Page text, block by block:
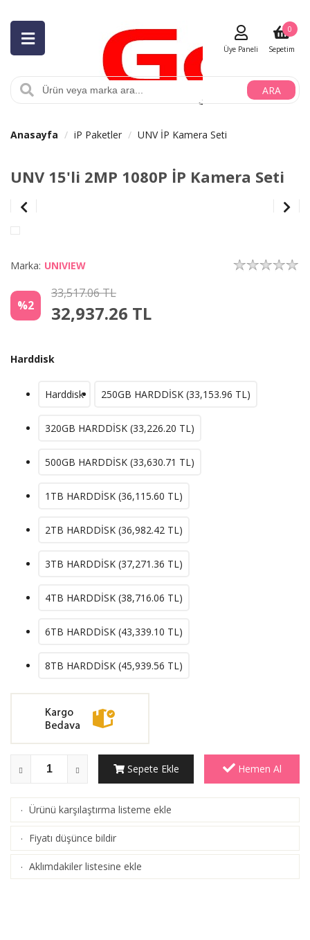
ARA
Üye Paneli Sepetim
0
Anasayfa iP Paketler UNV İP Kamera Seti
UNV 15'li 2MP 1080P İP Kamera Seti
Marka: UNIVIEW
%2
33,517.06 TL
32,937.26 TL
Harddisk
Harddisk 250GB HARDDİSK (33,153.96 TL)
320GB HARDDİSK (33,226.20 TL)
500GB HARDDİSK (33,630.71 TL)
1TB HARDDİSK (36,115.60 TL)
2TB HARDDİSK (36,982.42 TL)
3TB HARDDİSK (37,271.36 TL)
4TB HARDDİSK (38,716.06 TL)
6TB HARDDİSK (43,339.10 TL)
8TB HARDDİSK (45,939.56 TL)
Sepete Ekle Hemen Al
· Ürünü karşılaştırma listeme ekle
(Karşılaştır)
· Fiyatı düşünce bildir
· Aklımdakiler listesine ekle